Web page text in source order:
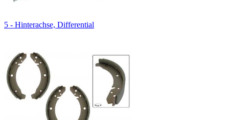
5 - Hinterachse, Differential